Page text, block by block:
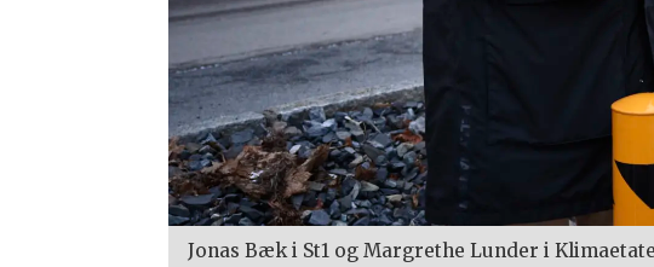
Jonas Bæk i St1 og Margrethe Lunder i